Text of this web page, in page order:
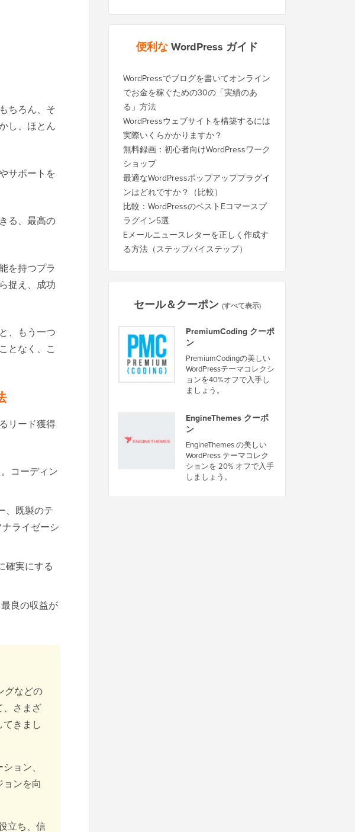
ちろん、そ
し、ほとん
サポートを
る、最高の
を持つプラ
捉え、成功
、もう一つ
となく、こ
リード獲得
コーディン
、既製のテ
ライゼーシ
確実にする
良の収益が
グなどの
、さまざ
きまし
ョン、
ンを向
立ち、信
便利なWordPress ガイド
WordPressでブログを書いてオンライン
でお金を稼ぐための30の「実績のあ
る」方法
WordPressウェブサイトを構築するには
実際いくらかかりますか？
無料録画：初心者向けWordPressワーク
ショップ
最適なWordPressポップアッププラグイ
ンはどれですか？（比較）
比較：WordPressのベストEコマースプ
ラグイン5選
Eメールニュースレターを正しく作成す
る方法（ステップバイステップ）
セール＆クーポン (すべて表示)
PremiumCoding クーポ
ン
PremiumCodingの美しい
WordPressテーマコレクシ
ョンを40%オフで入手し
ましょう。
EngineThemes クーポ
ン
EngineThemes の美しい
WordPress テーマコレク
ションを 20% オフで入手
しましょう。